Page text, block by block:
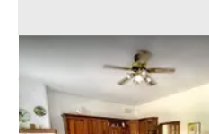
Asta Appartamento al
Zevio (Verona)
Offerta minima
157.296 €